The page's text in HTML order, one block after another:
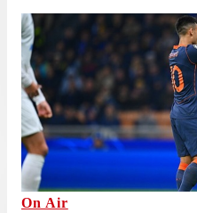
On Air